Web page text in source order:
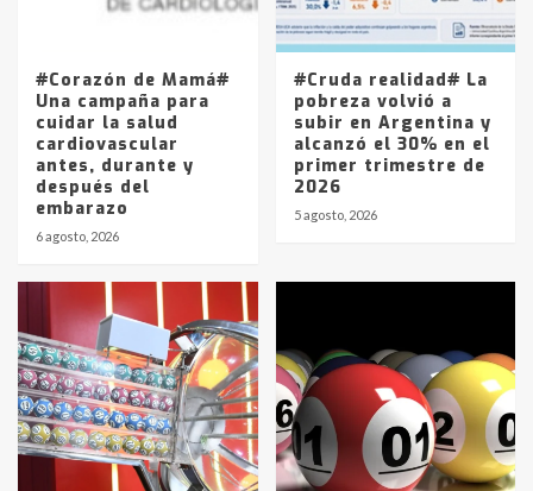
La Pampa, desde YPF hasta Axion
entre 857 a 1338 pesos
#Corazón de Mamá#
Una campaña para
cuidar la salud
cardiovascular
antes, durante y
después del
embarazo
6 agosto, 2026
#Cruda realidad# La
pobreza volvió a
subir en Argentina y
alcanzó el 30% en el
primer trimestre de
2026
5 agosto, 2026